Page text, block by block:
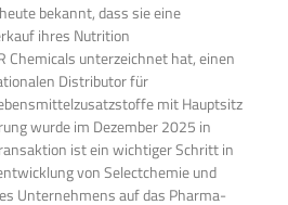
bekannt, dass sie eine
ihres Nutrition
Chemicals unterzeichnet hat, einen
Distributor für
mit Hauptsitz
wurde im Dezember 2025 in
ist ein wichtiger Schritt in
von Selectchemie und
Unternehmens auf das Pharma-